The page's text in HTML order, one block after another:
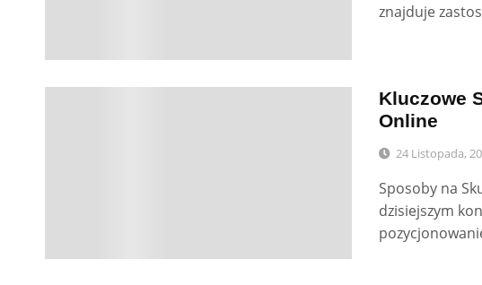
znajduje
Kluczowe
Online
24 Listopada,
Sposoby na
dzisiejszym